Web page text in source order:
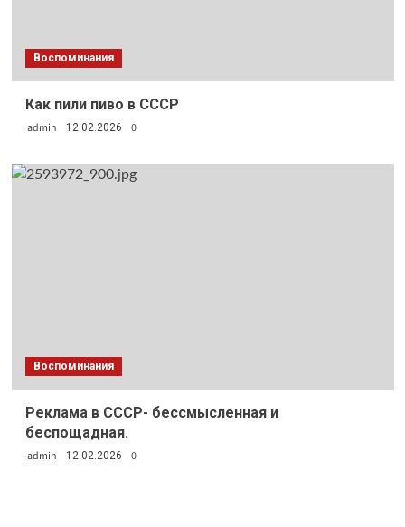
Воспоминания
Как пили пиво в СССР
admin 12.02.2026 0
Воспоминания
Реклама в СССР- бессмысленная и
беспощадная.
admin 12.02.2026 0